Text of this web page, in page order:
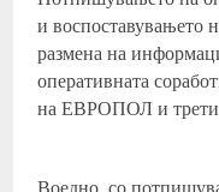
и воспоставувањето
размена на
оперативната
на ЕВРОПОЛ и
Воедно, со